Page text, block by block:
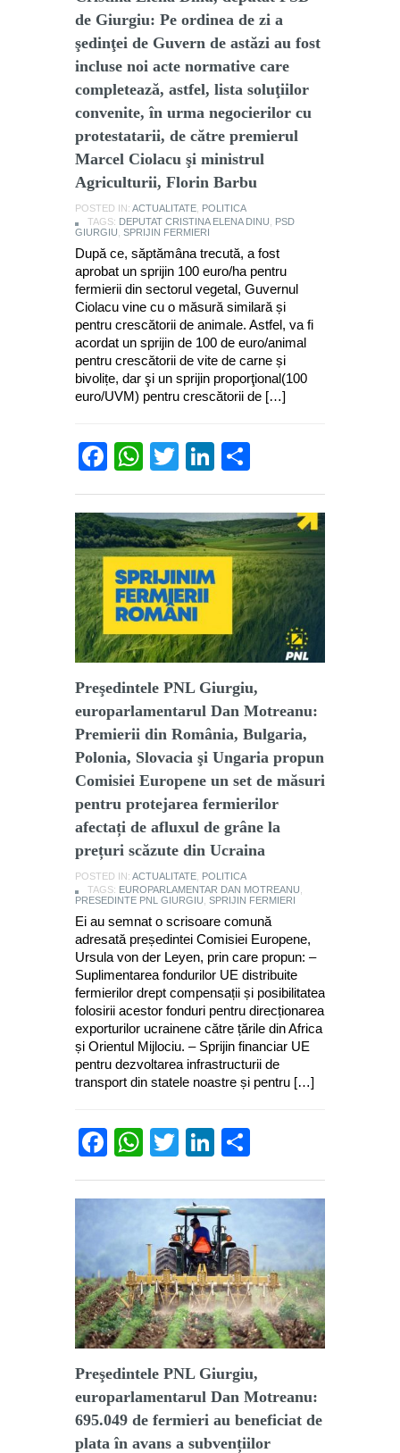
de Giurgiu: Pe ordinea de zi a
şedinţei de Guvern de astăzi au fost
incluse noi acte normative care
completează, astfel, lista soluţiilor
convenite, în urma negocierilor cu
protestatarii, de către premierul
Marcel Ciolacu şi ministrul
Agriculturii, Florin Barbu
POSTED IN: ACTUALITATE POLITICA
TAGS: DEPUTAT CRISTINA ELENA DINU
PSD
GIURGIU SPRIJIN FERMIERI
După ce, săptămâna trecută, a fost
aprobat un sprijin 100 euro/ha pentru
fermierii din sectorul vegetal, Guvernul
Ciolacu vine cu o măsură similară și
pentru crescătorii de animale. Astfel, va fi
acordat un sprijin de 100 de euro/animal
pentru crescătorii de vite de carne și
bivolițe, dar şi un sprijin proporţional(100
euro/UVM) pentru crescătorii de […]
Facebook
WhatsApp
TwitterLinkedIn
Preşedintele PNL Giurgiu,
europarlamentarul Dan Motreanu:
Premierii din România, Bulgaria,
Polonia, Slovacia şi Ungaria propun
Comisiei Europene un set de măsuri
pentru protejarea fermierilor
afectați de afluxul de grâne la
prețuri scăzute din Ucraina
POSTED IN: ACTUALITATE POLITICA
TAGS: EUROPARLAMENTAR DAN MOTREANU
PRESEDINTE PNL GIURGIU SPRIJIN FERMIERI
Ei au semnat o scrisoare comună
adresată președintei Comisiei Europene,
Ursula von der Leyen, prin care propun: –
Suplimentarea fondurilor UE distribuite
fermierilor drept compensații și posibilitatea
folosirii acestor fonduri pentru direcționarea
exporturilor ucrainene către țările din Africa
și Orientul Mijlociu. – Sprijin financiar UE
pentru dezvoltarea infrastructurii de
transport din statele noastre și pentru […]
Facebook
WhatsApp
TwitterLinkedIn
Preşedintele PNL Giurgiu,
europarlamentarul Dan Motreanu:
695.049 de fermieri au beneficiat de
plata în avans a subvențiilor